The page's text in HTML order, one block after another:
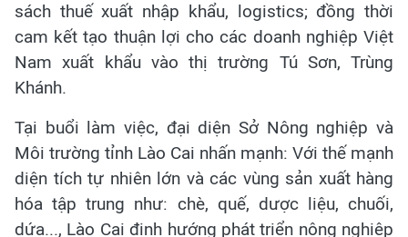
sách thuế xuất nhập khẩu, logistics; đồng thời
cam kết tạo thuận lợi cho các doanh nghiệp Việt
Nam xuất khẩu vào thị trường Tú Sơn, Trùng
Khánh.
Tại buổi làm việc, đại diện Sở Nông nghiệp và
Môi trường tỉnh Lào Cai nhấn mạnh: Với thế mạnh
diện tích tự nhiên lớn và các vùng sản xuất hàng
hóa tập trung như: chè, quế, dược liệu, chuối,
dứa..., Lào Cai định hướng phát triển nông nghiệp